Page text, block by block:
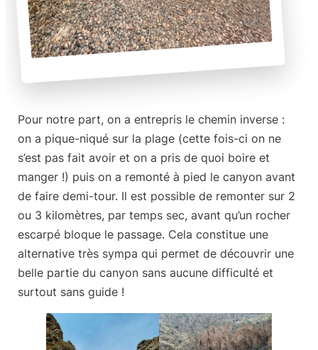
Pour notre part, on a entrepris le chemin inverse :
on a pique-niqué sur la plage (cette fois-ci on ne
s’est pas fait avoir et on a pris de quoi boire et
manger !) puis on a remonté à pied le canyon avant
de faire demi-tour. Il est possible de remonter sur 2
ou 3 kilomètres, par temps sec, avant qu’un rocher
escarpé bloque le passage. Cela constitue une
alternative très sympa qui permet de découvrir une
belle partie du canyon sans aucune difficulté et
surtout sans guide !